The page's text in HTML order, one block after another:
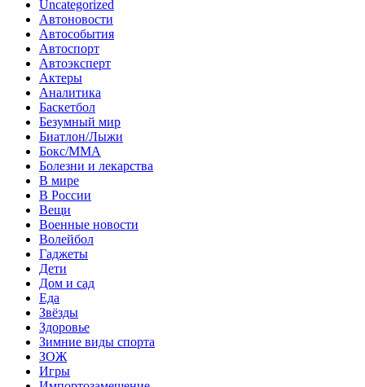
Uncategorized
Автоновости
Автособытия
Автоспорт
Автоэксперт
Актеры
Аналитика
Баскетбол
Безумный мир
Биатлон/Лыжи
Бокс/MMA
Болезни и лекарства
В мире
В России
Вещи
Военные новости
Волейбол
Гаджеты
Дети
Дом и сад
Еда
Звёзды
Здоровье
Зимние виды спорта
ЗОЖ
Игры